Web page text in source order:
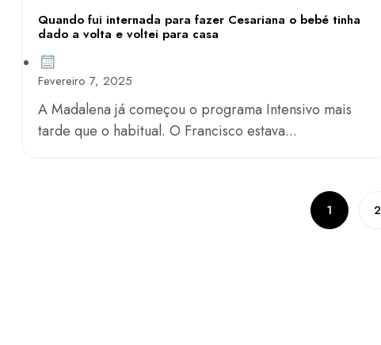
Quando fui internada para fazer Cesariana o bebé tinha
dado a volta e voltei para casa
Fevereiro 7, 2025
A Madalena já começou o programa Intensivo mais
tarde que o habitual. O Francisco estava...
1 2